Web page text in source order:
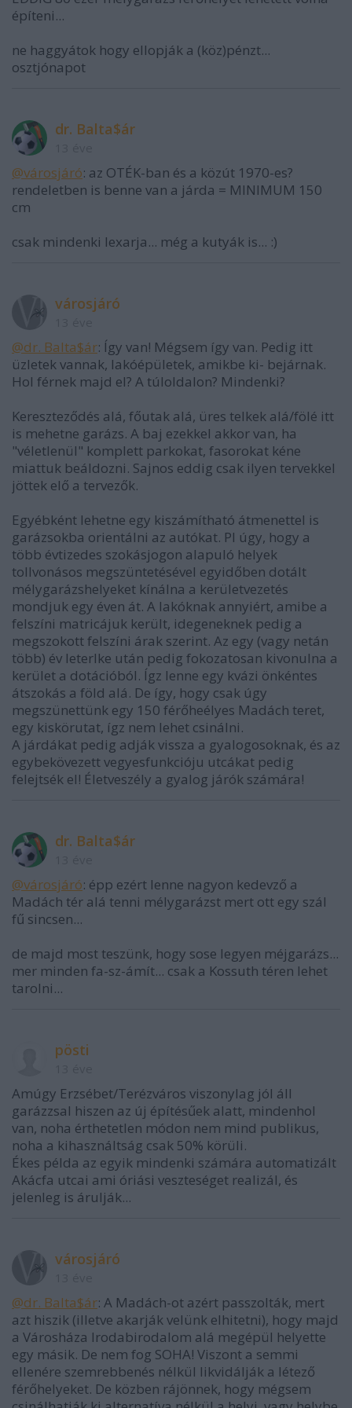
építeni...
ne haggyátok hogy ellopják a (köz)pénzt...
osztjónapot
dr. Balta$ár
@városjáró: az OTÉK-ban és a közút 1970-es?
rendeletben is benne van a járda = MINIMUM 150
cm
csak mindenki lexarja... még a kutyák is... :)
városjáró
@dr. Balta$ár: Így van! Mégsem így van. Pedig itt
üzletek vannak, lakóépületek, amikbe ki- bejárnak.
Hol férnek majd el? A túloldalon? Mindenki?
Kereszteződés alá, főutak alá, üres telkek alá/fölé itt
is mehetne garázs. A baj ezekkel akkor van, ha
"véletlenül" komplett parkokat, fasorokat kéne
miattuk beáldozni. Sajnos eddig csak ilyen tervekkel
jöttek elő a tervezők.
Egyébként lehetne egy kiszámítható átmenettel is
garázsokba orientálni az autókat. Pl úgy, hogy a
több évtizedes szokásjogon alapuló helyek
tollvonásos megszüntetésével egyidőben dotált
mélygarázshelyeket kínálna a kerületvezetés
mondjuk egy éven át. A lakóknak annyiért, amibe a
felszíni matricájuk került, idegeneknek pedig a
megszokott felszíni árak szerint. Az egy (vagy netán
több) év leterlke után pedig fokozatosan kivonulna a
kerület a dotációból. Ígz lenne egy kvázi önkéntes
átszokás a föld alá. De így, hogy csak úgy
megszünettünk egy 150 férőheélyes Madách teret,
egy kiskörutat, ígz nem lehet csinálni.
A járdákat pedig adják vissza a gyalogosoknak, és az
egybekövezett vegyesfunkcióju utcákat pedig
felejtsék el! Életveszély a gyalog járók számára!
dr. Balta$ár
@városjáró: épp ezért lenne nagyon kedevző a
Madách tér alá tenni mélygarázst mert ott egy szál
fű sincsen...
de majd most teszünk, hogy sose legyen méjgarázs...
mer minden fa-sz-ámít... csak a Kossuth téren lehet
tarolni...
pösti
Amúgy Erzsébet/Terézváros viszonylag jól áll
garázzsal hiszen az új építésűek alatt, mindenhol
van, noha érthetetlen módon nem mind publikus,
noha a kihasználtság csak 50% körüli.
Ékes példa az egyik mindenki számára automatizált
Akácfa utcai ami óriási veszteséget realizál, és
jelenleg is árulják...
városjáró
@dr. Balta$ár: A Madách-ot azért passzolták, mert
azt hiszik (illetve akarják velünk elhitetni), hogy majd
a Városháza Irodabirodalom alá megépül helyette
egy másik. De nem fog SOHA! Viszont a semmi
ellenére szemrebbenés nélkül likvidálják a létező
férőhelyeket. De közben rájönnek, hogy mégsem